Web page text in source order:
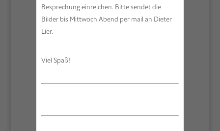
Besprechung einreichen. Bitte sendet die
Bilder bis Mittwoch Abend per mail an Dieter
Lier.
Viel Spaß!